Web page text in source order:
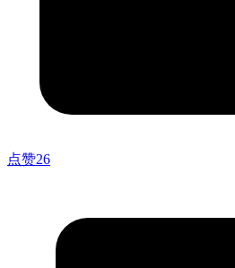
点赞26